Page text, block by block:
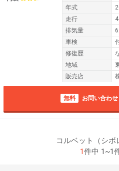
年式
走行
排気量
車検
修復歴
地域
販売店
無料 お問い合わせ
コルベット（シボ
1件中 1~1